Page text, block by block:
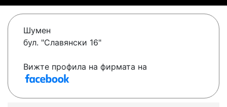
Шумен
бул. "Славянски 16"
Вижте профила на фирмата на